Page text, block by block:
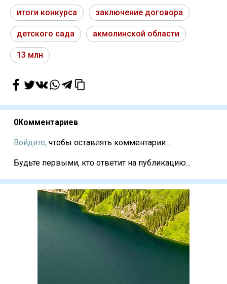
итоги конкурса заключение договора
детского сада акмолинской области
13 млн
0Комментариев
Войдите, чтобы оставлять комментарии...
Будьте первыми, кто ответит на публикацию...